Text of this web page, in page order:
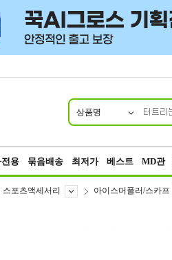
상품명
용 묶음배송 최저가 베스트 MD관
스포츠액세서리 아이스머플러/스카프